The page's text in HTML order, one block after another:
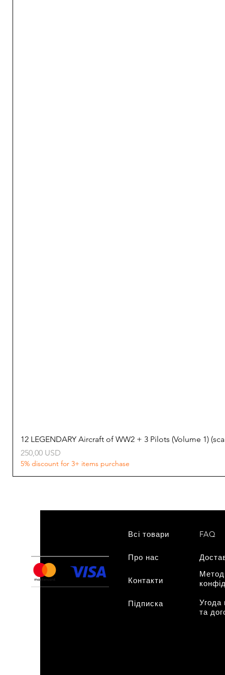
12 LEGENDARY Aircraft of WW2 + 3 Pilots (Volume 1)
Ціна
250,00 USD
5% discount for 3+ items purchase
Всі товари
Про нас
Контакти
Підписка
FAQ
Угода
та